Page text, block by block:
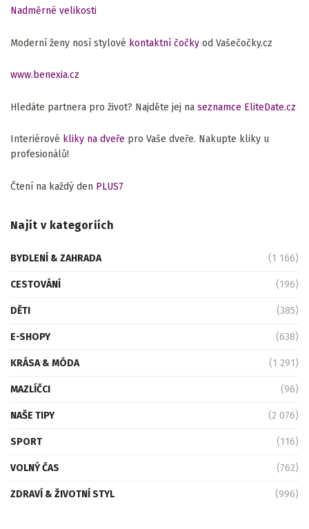
Nadměrné velikosti
Moderní ženy nosí stylové kontaktní čočky od Vašečočky.cz
www.benexia.cz
Hledáte partnera pro život? Najděte jej na seznamce EliteDate.cz
Interiérové kliky na dveře pro Vaše dveře. Nakupte kliky u
profesionálů!
Čtení na každý den PLUS7
Najít v kategoriích
BYDLENÍ & ZAHRADA (1 166)
CESTOVÁNÍ (196)
DĚTI (385)
E-SHOPY (638)
KRÁSA & MÓDA (1 291)
MAZLÍČCI (96)
NAŠE TIPY (2 076)
SPORT (116)
VOLNÝ ČAS (762)
ZDRAVÍ & ŽIVOTNÍ STYL (996)